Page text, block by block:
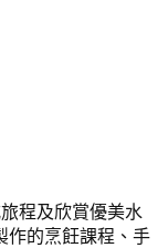
程及欣賞優美水
作的烹飪課程、手